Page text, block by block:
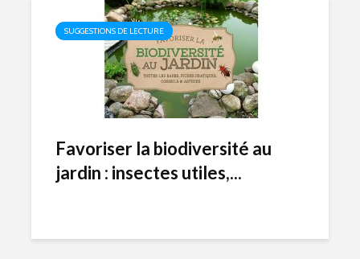
SUGGESTIONS DE LECTURE
Favoriser la biodiversité au
jardin : insectes utiles,...